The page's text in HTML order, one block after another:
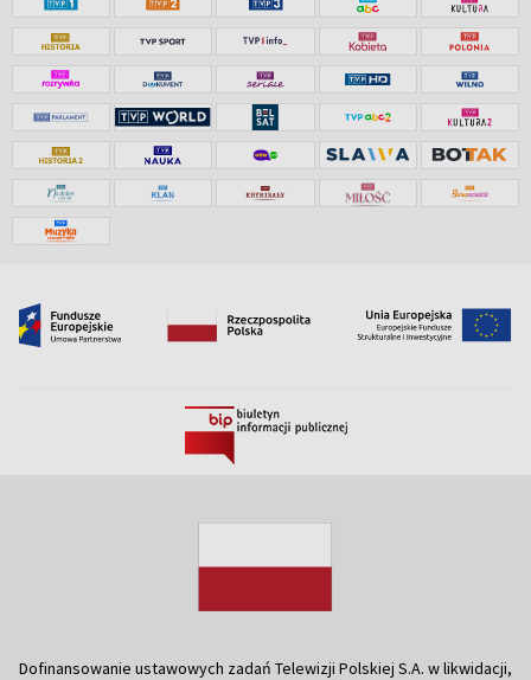
Dofinansowanie ustawowych zadań Telewizji Polskiej S.A. w likwidacji,